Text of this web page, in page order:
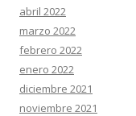
abril 2022
marzo 2022
febrero 2022
enero 2022
diciembre 2021
noviembre 2021